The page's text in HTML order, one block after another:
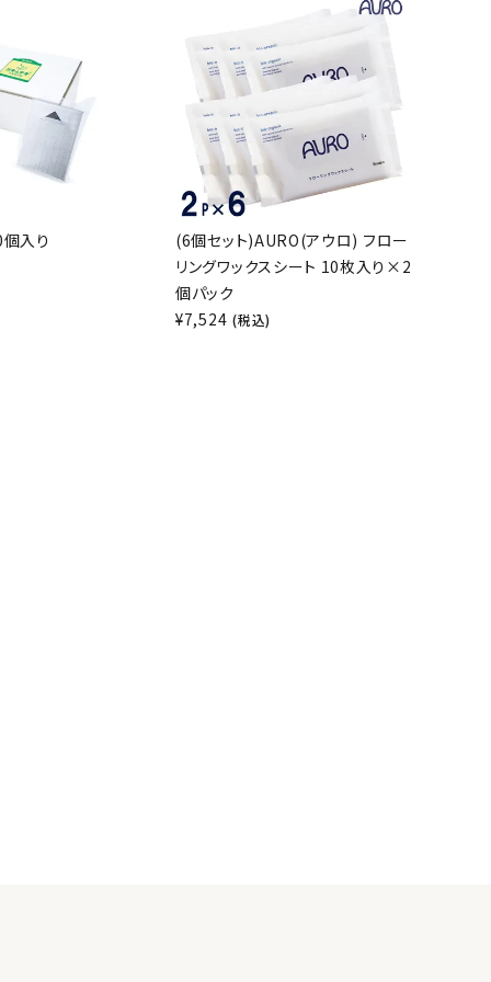
入り
(6個セット)AURO(アウロ) フロー
リングワックスシート 10枚入り×2
個パック
¥7,524 (税込)